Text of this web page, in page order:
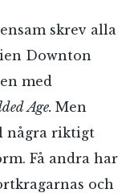
skrev alla
Downton
med
Age. Men
några riktigt
Få andra har
och